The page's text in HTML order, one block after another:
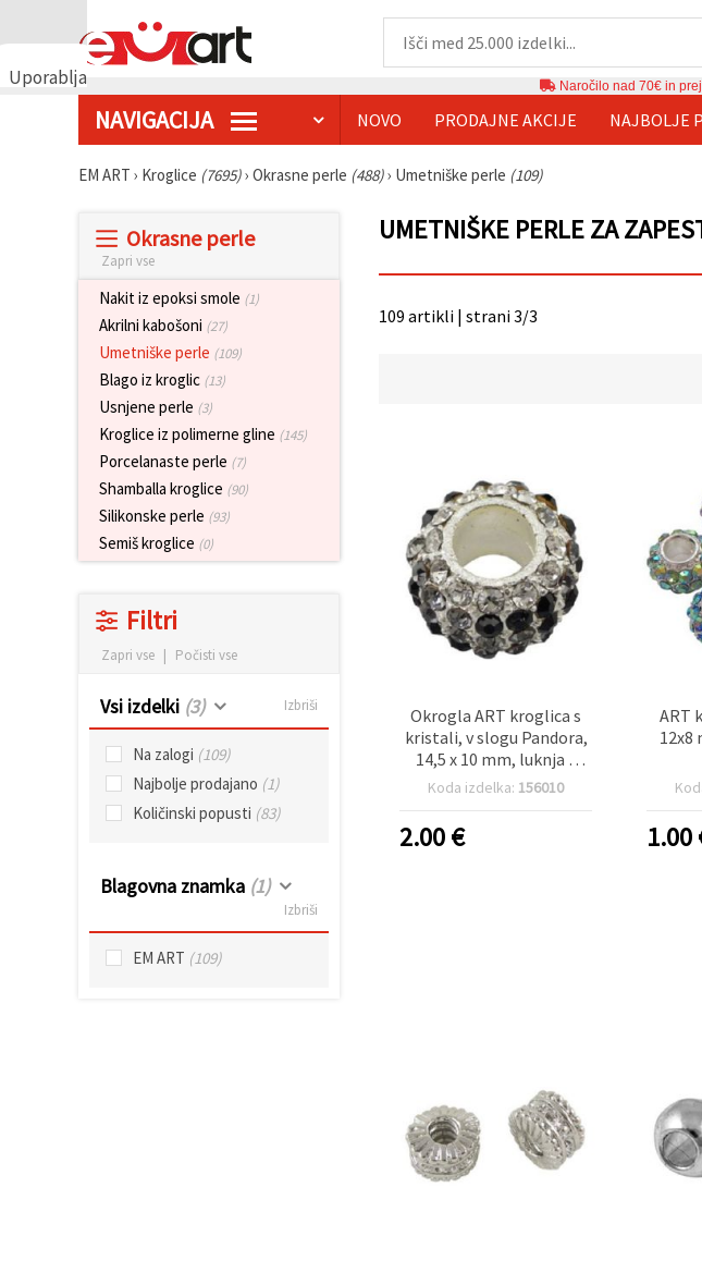
Uporabljamo
Uporabljamo
Naročilo nad 70€ in
NAVIGACIJA NOVO PRODAJNE AKCIJE NAJBOLJE
EM ART › Kroglice (7695)› Okrasne perle (488)› Umetniške perle (109)
Okrasne perle
Zapri vse
Nakit iz epoksi smole (1)
Akrilni kabošoni (27)
Umetniške perle (109)
Blago iz kroglic (13)
Usnjene perle (3)
Kroglice iz polimerne gline (145)
Porcelanaste perle (7)
Shamballa kroglice (90)
Silikonske perle (93)
Semiš kroglice (0)
Filtri
Zapri vse | Počisti vse
Vsi izdelki (3) Izbriši
Na zalogi (109)
Najbolje prodajano (1)
Količinski popusti (83)
Blagovna znamka (1)
Izbriši
EM ART (109)
UMETNIŠKE PERLE ZA
109 artikli | strani 3/3
Okrogla ART kroglica s
kristali, v slogu Pandora,
14,5 x 10 mm, luknja 6
mm
Koda izdelka: 156010
2.00€
ART
12x8
1.00